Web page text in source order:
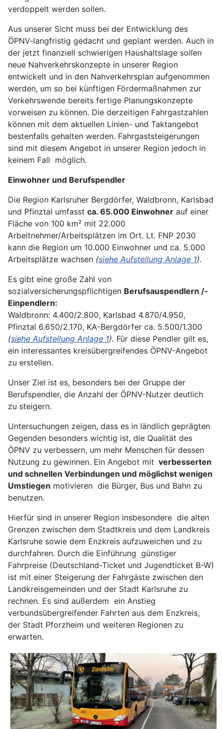
verdoppelt werden sollen.
Aus unserer Sicht muss bei der Entwicklung des
ÖPNV-langfristig gedacht und geplant werden. Auch in
der jetzt finanziell schwierigen Haushaltslage sollen
neue Nahverkehrskonzepte in unserer Region
entwickelt und in den Nahverkehrsplan aufgenommen
werden, um so bei künftigen Fördermaßnahmen zur
Verkehrswende bereits fertige Planungskonzepte
vorweisen zu können. Die derzeitigen Fahrgastzahlen
können mit dem aktuellen Linien- und Taktangebot
bestenfalls gehalten werden. Fahrgaststeigerungen
sind mit diesem Angebot in unserer Region jedoch in
keinem Fall möglich.
Einwohner und Berufspendler
Die Region Karlsruher Bergdörfer, Waldbronn, Karlsbad
und Pfinztal umfasst ca. 65.000 Einwohner auf einer
Fläche von 100 km² mit 22.000
Arbeitnehmer/Arbeitsplätzen im Ort. Lt. FNP 2030
kann die Region um 10.000 Einwohner und ca. 5.000
Arbeitsplätze wachsen (siehe Aufstellung Anlage 1).
Es gibt eine große Zahl von
sozialversicherungspflichtigen Berufsauspendlern /-
Einpendlern:
Waldbronn: 4.400/2.800, Karlsbad 4.870/4.950,
Pfinztal 6.650/2.170, KA-Bergdörfer ca. 5.500/1.300
(siehe Aufstellung Anlage 1). Für diese Pendler gilt es,
ein interessantes kreisübergreifendes ÖPNV-Angebot
zu erstellen.
Unser Ziel ist es, besonders bei der Gruppe der
Berufspendler, die Anzahl der ÖPNV-Nutzer deutlich
zu steigern.
Untersuchungen zeigen, dass es in ländlich geprägten
Gegenden besonders wichtig ist, die Qualität des
ÖPNV zu verbessern, um mehr Menschen für dessen
Nutzung zu gewinnen. Ein Angebot mit verbesserten
und schnellen Verbindungen und möglichst wenigen
Umstiegen motivieren die Bürger, Bus und Bahn zu
benutzen.
Hierfür sind in unserer Region insbesondere die alten
Grenzen zwischen dem Stadtkreis und dem Landkreis
Karlsruhe sowie dem Enzkreis aufzuweichen und zu
durchfahren. Durch die Einführung günstiger
Fahrpreise (Deutschland-Ticket und Jugendticket B-W)
ist mit einer Steigerung der Fahrgäste zwischen den
Landkreisgemeinden und der Stadt Karlsruhe zu
rechnen. Es sind außerdem ein Anstieg
verbundsübergreifender Fahrten aus dem Enzkreis,
der Stadt Pforzheim und weiteren Regionen zu
erwarten.